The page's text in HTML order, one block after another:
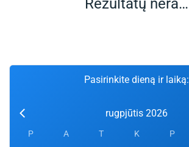
Rezultatų nėra…
Pasirinkite dieną ir laiką:
rugpjūtis 2026
P A T K P